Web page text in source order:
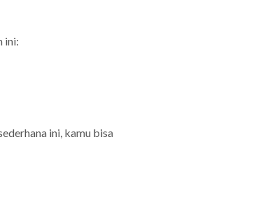
ini:
ini, kamu bisa